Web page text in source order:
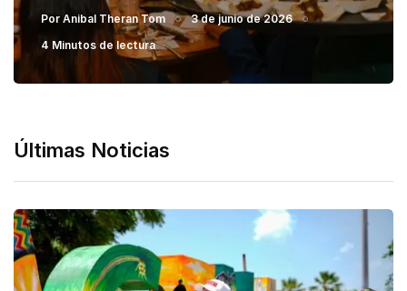
Por Anibal Theran Tom
3 de junio de 2026
4 Minutos de lectura
Últimas Noticias